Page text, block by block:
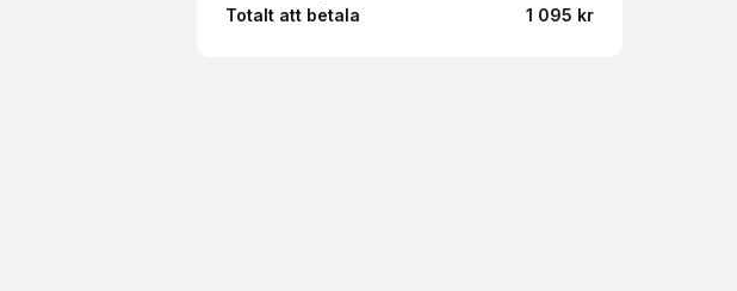
Totalt att betala 1 095 kr